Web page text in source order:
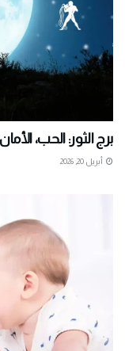
برج الثور: الحب،
أبريل 20, 2026